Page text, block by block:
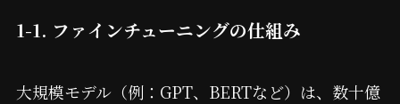
1-1. ファインチューニングの仕組み
大規模モデル（例：GPT、BERTなど）は、数十億